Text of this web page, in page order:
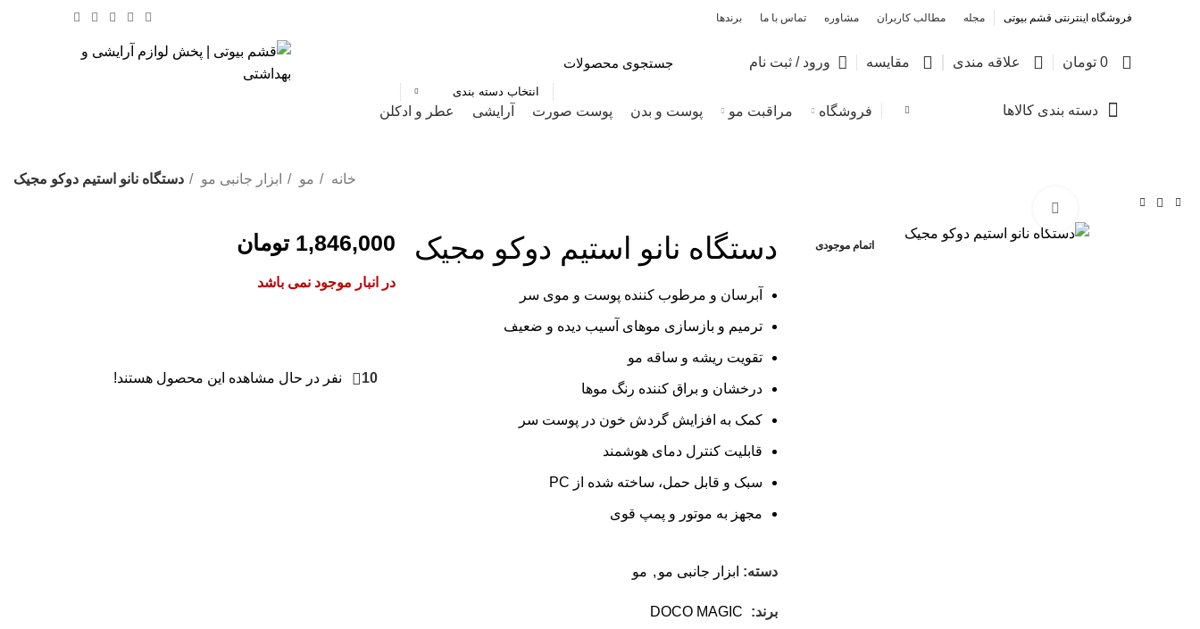
فروشگاه اینترنتی قشم بیوتی مجله مطالب کاربران مشاوره تماس با ما برندها
0 تومان علاقه مندی مقایسه ورود / ثبت نام
انتخاب دسته بندی
دسته بندی کالاها فروشگاه مراقبت مو پوست و بدن پوست صورت آرایشی عطر و ادکلن
خانه مو ابزار جانبی مو دستگاه نانو استیم دوکو مجیک
اتمام موجودی دستگاه نانو استیم دوکو مجیک
آبرسان و مرطوب کننده پوست و موی سر
ترمیم و بازسازی موهای آسیب دیده و ضعیف
تقویت ریشه و ساقه مو
درخشان و براق کننده رنگ موها
کمک به افزایش گردش خون در پوست سر
قابلیت کنترل دمای هوشمند
سبک و قابل حمل، ساخته شده از PC
مجهز به موتور و پمپ قوی
دسته: ابزار جانبی مو , مو
برند: DOCO MAGIC
1,846,000 تومان
در انبار موجود نمی باشد
10 نفر در حال مشاهده این محصول هستند!